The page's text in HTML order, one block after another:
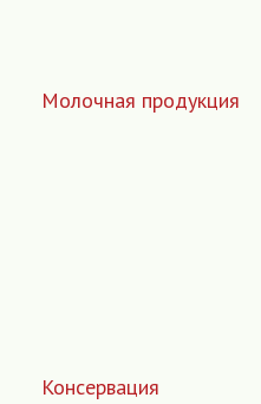
Молочная продукция
Консервация